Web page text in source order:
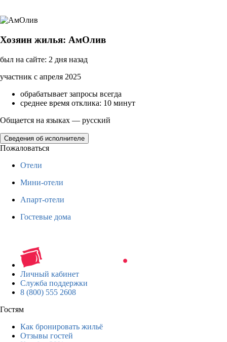
Хозяин жилья: АмОлив
был на сайте: 2 дня назад
участник с апреля 2025
обрабатывает запросы всегда
среднее время отклика: 10 минут
Общается на языках — русский
Сведения об исполнителе
Пожаловаться
Отели
Мини-отели
Апарт-отели
Гостевые дома
Личный кабинет
Служба поддержки
8 (800) 555 2608
Гостям
Как бронировать жильё
Отзывы гостей